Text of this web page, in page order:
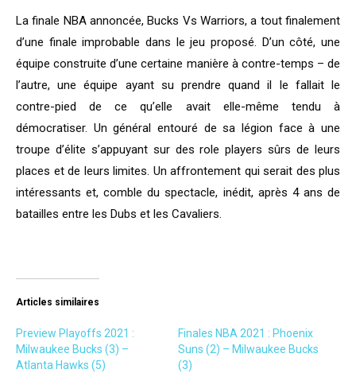
La finale NBA annoncée, Bucks Vs Warriors, a tout finalement
d’une finale improbable dans le jeu proposé. D’un côté, une
équipe construite d’une certaine manière à contre-temps – de
l’autre, une équipe ayant su prendre quand il le fallait le
contre-pied de ce qu’elle avait elle-même tendu à
démocratiser. Un général entouré de sa légion face à une
troupe d’élite s’appuyant sur des role players sûrs de leurs
places et de leurs limites. Un affrontement qui serait des plus
intéressants et, comble du spectacle, inédit, après 4 ans de
batailles entre les Dubs et les Cavaliers.
Articles similaires
Preview Playoffs 2021 :
Milwaukee Bucks (3) –
Atlanta Hawks (5)
Finales NBA 2021 : Phoenix
Suns (2) – Milwaukee Bucks
(3)